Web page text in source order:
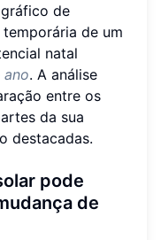
de
de um
natal
ano. A análise
entre os
da sua
destacadas.
pode
de